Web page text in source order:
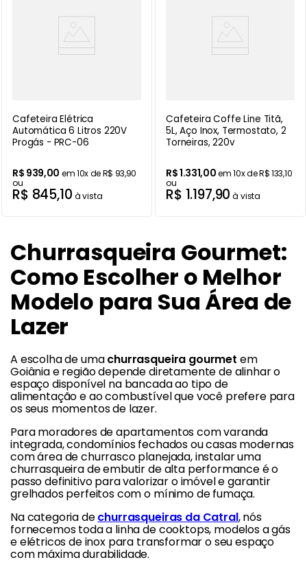
Cafeteira Elétrica
Automática 6 Litros 220V
Progás - PRC-06
R$ 939,00 em10x deR$ 93,90
ou
R$ 845,10 à vista
Cafeteira Coffe Line Titã,
5L, Aço Inox, Termostato, 2
Torneiras, 220v
R$1.331,00em10x deR$133,10
ou
R$ 1.197,90 à vista
Churrasqueira Gourmet:
Como Escolher o Melhor
Modelo para Sua Área de
Lazer
A escolha de umachurrasqueira gourmet em
Goiânia e região depende diretamente de alinhar o
espaço disponível na bancada ao tipo de
alimentação e ao combustível que você prefere para
os seus momentos de lazer.
Para moradores de apartamentos com varanda
integrada, condomínios fechados ou casas modernas
com área de churrasco planejada, instalar uma
churrasqueira de embutir de alta performance é o
passo definitivo para valorizar o imóvel e garantir
grelhados perfeitos com o mínimo de fumaça.
Na categoria dechurrasqueiras da Catral, nós
fornecemos toda a linha de cooktops, modelos a gás
e elétricos de inox para transformar o seu espaço
com máxima durabilidade.